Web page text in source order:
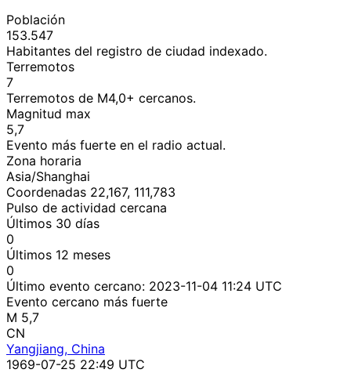
Población
153.547
Habitantes del registro de ciudad indexado.
Terremotos
7
Terremotos de M4,0+ cercanos.
Magnitud max
5,7
Evento más fuerte en el radio actual.
Zona horaria
Asia/Shanghai
Coordenadas 22,167, 111,783
Pulso de actividad cercana
Últimos 30 días
0
Últimos 12 meses
0
Último evento cercano: 2023-11-04 11:24 UTC
Evento cercano más fuerte
M 5,7
CN
Yangjiang, China
1969-07-25 22:49 UTC